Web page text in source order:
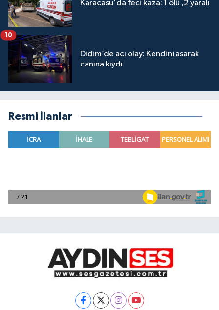
Karacasu'da feci kaza: 1 ölü ,2 yaralı
Didim’de acı olay: Kendini asarak
canına kıydı
10
Resmi İlanlar